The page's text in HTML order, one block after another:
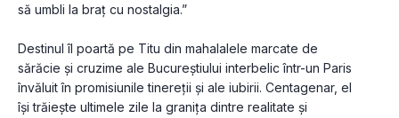
să umbli la braț cu nostalgia.”
Destinul îl poartă pe Titu din mahalalele marcate de
sărăcie și cruzime ale Bucureștiului interbelic într-un Paris
învăluit în promisiunile tinereții și ale iubirii. Centagenar, el
își trăiește ultimele zile la granița dintre realitate și